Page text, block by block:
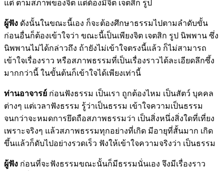
แต่ ตามสภาพของจิต แต่ต้องมีจิต เจตสิก รูป
ผู้ฟัง ดังนั้นในขณะนี้เอง ก็จะต้องศึกษาธรรมไปตามลำดับขั้น
ก่อนอื่นก็ต้องเข้าใจว่า ขณะนี้เป็นเพียงจิต เจตสิก รูป นิพพาน ซึ่ง
นิพพานไม่ได้กล่าวถึง ถ้ายังไม่เข้าใจตรงนี้แล้ว ก็ไม่สามารถ
เข้าใจเรื่องราว หรือสภาพธรรมที่เป็นเรื่องราวได้ละเอียดลึกซึ้ง
มากกว่านี้ ในขั้นต้นก็เข้าใจได้เพียงเท่านี้
ท่านอาจารย์ ก่อนฟังธรรม เป็นเรา ถูกต้องไหม เป็นสัตว์ บุคคล
ต่างๆ แต่เวลาฟังธรรม รู้ว่าเป็นธรรม เข้าใจความเป็นธรรม
จนกว่าจะหมดการยึดถือสภาพธรรมว่า เป็นสิ่งหนึ่งสิ่งใดที่เที่ยง
เพราะจริงๆ แล้วสภาพธรรมทุกอย่างที่เกิด มีอายุที่สั้นมาก เกิด
ขึ้นแล้วก็ดับไปอย่างรวดเร็ว ฟังให้เข้าใจความจริงว่า เป็นธรรม
ผู้ฟัง ก่อนที่จะฟังธรรมขณะนั้นก็มีธรรมนั่นเอง จึงมีเรื่องราว